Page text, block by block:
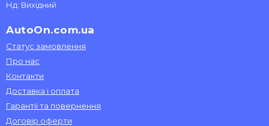
Нд: Вихідний
AutoOn.com.ua
Статус замовлення
Про нас
Контакти
Доставка і оплата
Гарантії та повернення
Договір оферти